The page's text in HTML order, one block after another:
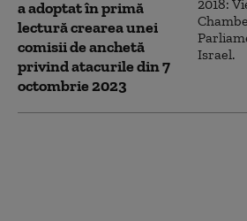
a adoptat în primă
lectură crearea unei
comisii de anchetă
privind atacurile din 7
octombrie 2023